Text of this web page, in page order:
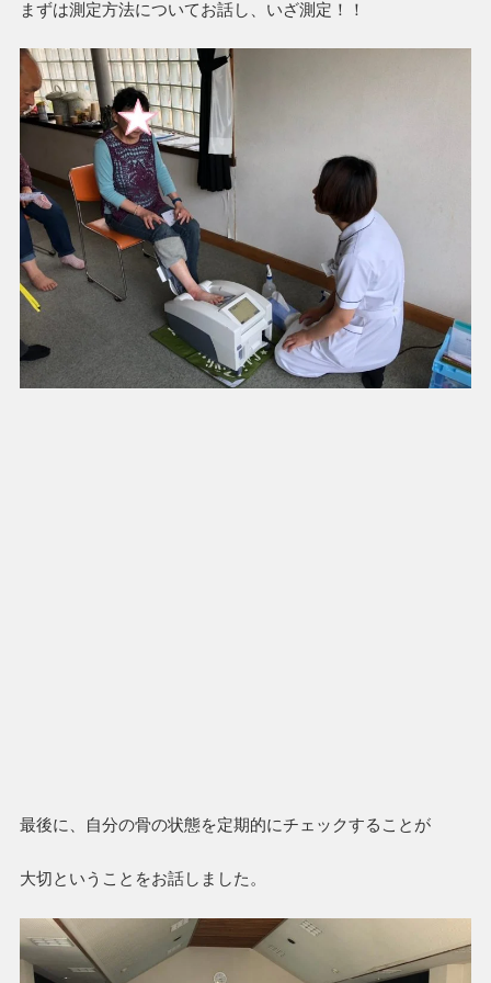
まずは測定方法についてお話し、いざ測定！！
最後に、自分の骨の状態を定期的にチェックすることが
大切ということをお話しました。